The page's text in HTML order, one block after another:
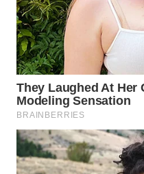
WN
MALUT
WN
DAIRI
WN
DANAU
TOBA